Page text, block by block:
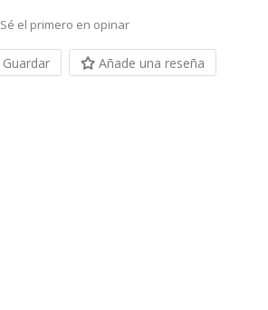
Sé el primero en opinar
Guardar Añade una reseña